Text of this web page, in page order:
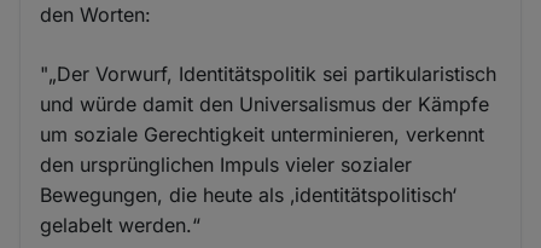
den Worten:
"„Der Vorwurf, Identitätspolitik sei partikularistisch
und würde damit den Universalismus der Kämpfe
um soziale Gerechtigkeit unterminieren, verkennt
den ursprünglichen Impuls vieler sozialer
Bewegungen, die heute als ‚identitätspolitisch‘
gelabelt werden.“